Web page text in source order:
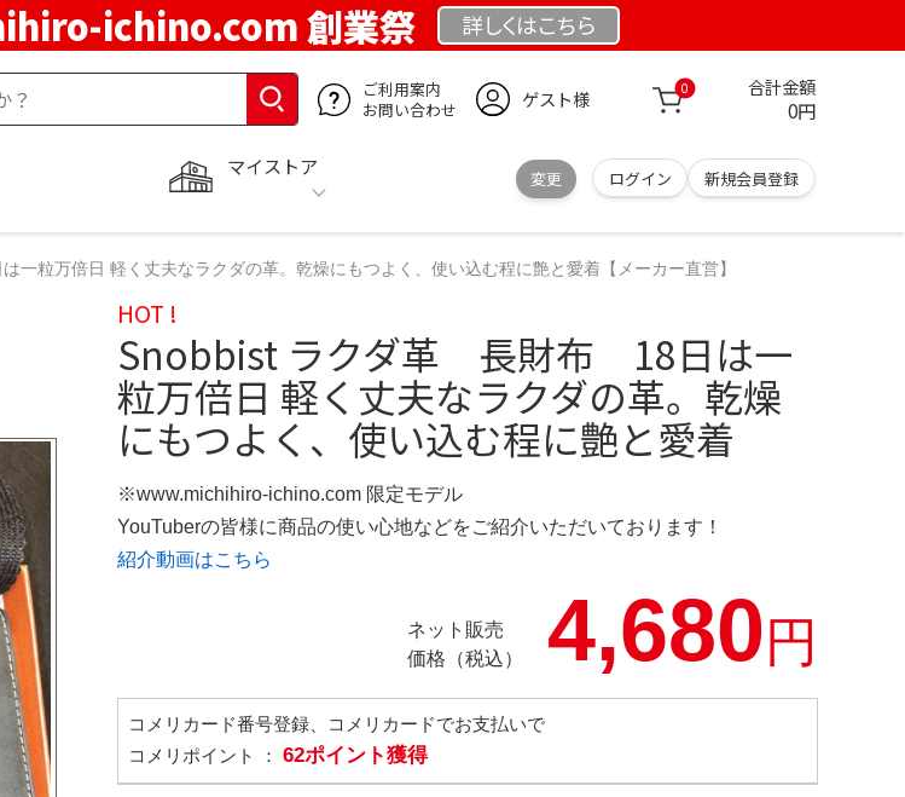
ichino.com 創業祭 詳しくはこちら
ご利用案内
お問い合わせ
ゲスト様 0 合計金額
0円
マイストア
変更 ログイン 新規会員登録
粒万倍日 軽く丈夫なラクダの革。乾燥にもつよく、使い込む程に艶と愛着【メーカー直営】
HOT !
Snobbist ラクダ革 長財布 18日は一
粒万倍日 軽く丈夫なラクダの革。乾燥
にもつよく、使い込む程に艶と愛着
※www.michihiro-ichino.com 限定モデル
YouTuberの皆様に商品の使い心地などをご紹介いただいております！
紹介動画はこちら
ネット販売
価格（税込）
4,680円
コメリカード番号登録、コメリカードでお支払いで
コメリポイント ： 62ポイント獲得